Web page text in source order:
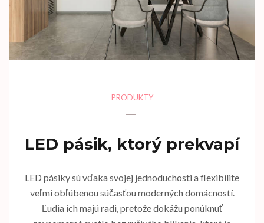
PRODUKTY
LED pásik, ktorý prekvapí
LED pásiky sú vďaka svojej jednoduchosti a flexibilite
veľmi obľúbenou súčasťou moderných domácností.
Ľudia ich majú radi, pretože dokážu ponúknuť